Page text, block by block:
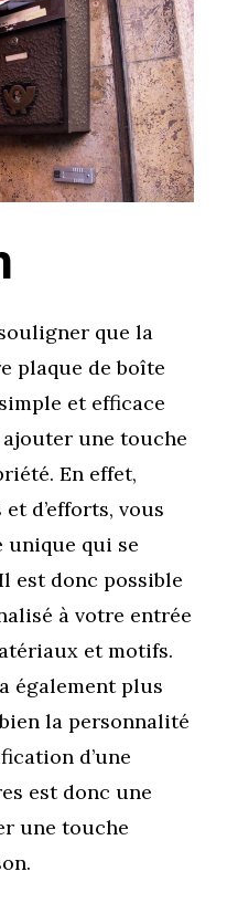
que la
plaque de boîte
et efficace
une touche
En effet,
d’efforts, vous
unique qui se
est donc possible
à votre entrée
et motifs.
également plus
la personnalité
d’une
est donc une
une touche